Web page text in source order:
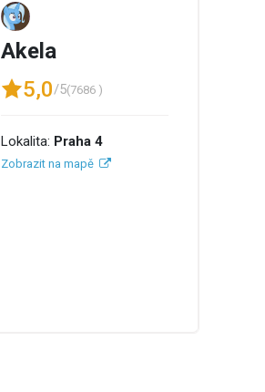
Akela
5,0/5(7686 )
Lokalita: Praha 4
Zobrazit na mapě